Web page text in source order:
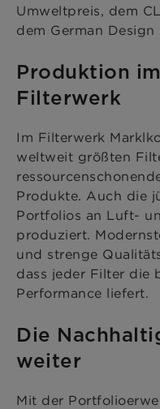
Umweltpreis, dem
dem German Design
Produktion
Filterwerk
Im Filterwerk
weltweit größten
Produkte. Auch die
Portfolios an Luft-
produziert.
und strenge
dass jeder Filter die
Performance liefert.
Die
weiter
Mit der